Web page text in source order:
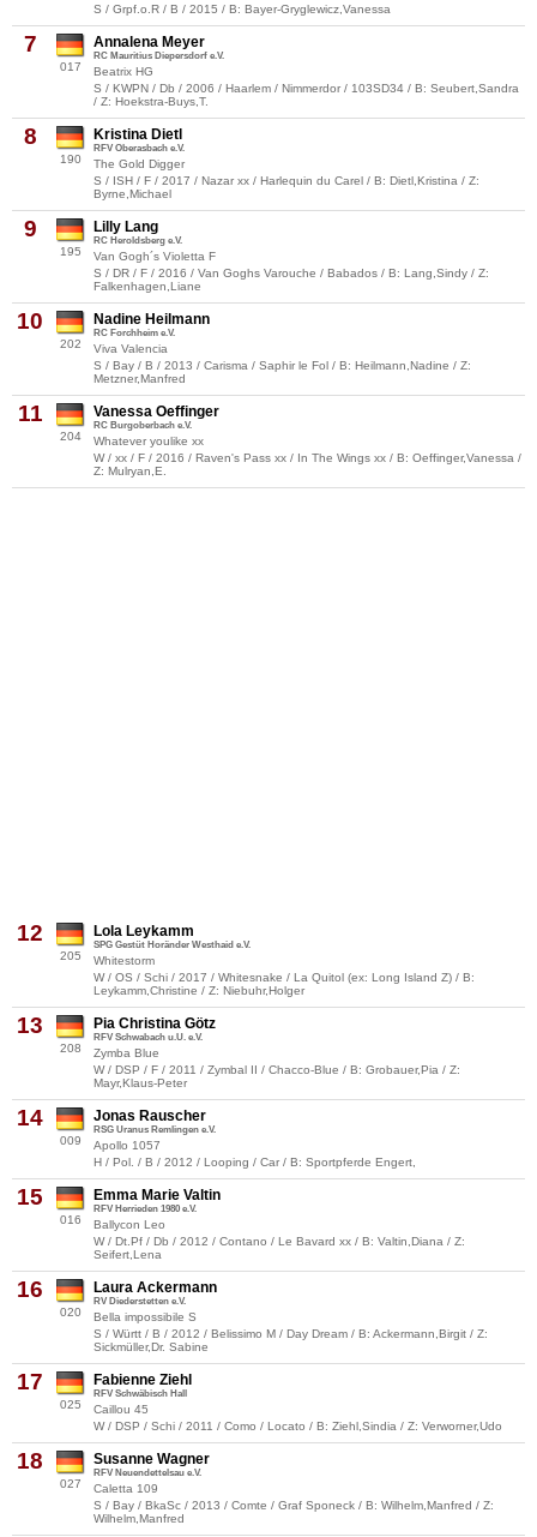
S / Grpf.o.R / B / 2015 / B: Bayer-Gryglewicz,Vanessa
7
017
Annalena Meyer
RC Mauritius Diepersdorf e.V.
Beatrix HG
S / KWPN / Db / 2006 / Haarlem / Nimmerdor / 103SD34 / B: Seubert,Sandra
/ Z: Hoekstra-Buys,T.
8
190
Kristina Dietl
RFV Oberasbach e.V.
The Gold Digger
S / ISH / F / 2017 / Nazar xx / Harlequin du Carel / B: Dietl,Kristina / Z:
Byrne,Michael
9
195
Lilly Lang
RC Heroldsberg e.V.
Van Gogh´s Violetta F
S / DR / F / 2016 / Van Goghs Varouche / Babados / B: Lang,Sindy / Z:
Falkenhagen,Liane
10
202
Nadine Heilmann
RC Forchheim e.V.
Viva Valencia
S / Bay / B / 2013 / Carisma / Saphir le Fol / B: Heilmann,Nadine / Z:
Metzner,Manfred
11
204
Vanessa Oeffinger
RC Burgoberbach e.V.
Whatever youlike xx
W / xx / F / 2016 / Raven's Pass xx / In The Wings xx / B: Oeffinger,Vanessa /
Z: Mulryan,E.
12
205
Lola Leykamm
SPG Gestüt Horänder Westhaid e.V.
Whitestorm
W / OS / Schi / 2017 / Whitesnake / La Quitol (ex: Long Island Z) / B:
Leykamm,Christine / Z: Niebuhr,Holger
13
208
Pia Christina Götz
RFV Schwabach u.U. e.V.
Zymba Blue
W / DSP / F / 2011 / Zymbal II / Chacco-Blue / B: Grobauer,Pia / Z:
Mayr,Klaus-Peter
14
009
Jonas Rauscher
RSG Uranus Remlingen e.V.
Apollo 1057
H / Pol. / B / 2012 / Looping / Car / B: Sportpferde Engert,
15
016
Emma Marie Valtin
RFV Herrieden 1980 e.V.
Ballycon Leo
W / Dt.Pf / Db / 2012 / Contano / Le Bavard xx / B: Valtin,Diana / Z:
Seifert,Lena
16
020
Laura Ackermann
RV Diederstetten e.V.
Bella impossibile S
S / Württ / B / 2012 / Belissimo M / Day Dream / B: Ackermann,Birgit / Z:
Sickmüller,Dr. Sabine
17
025
Fabienne Ziehl
RFV Schwäbisch Hall
Caillou 45
W / DSP / Schi / 2011 / Como / Locato / B: Ziehl,Sindia / Z: Verworner,Udo
18
027
Susanne Wagner
RFV Neuendettelsau e.V.
Caletta 109
S / Bay / BkaSc / 2013 / Comte / Graf Sponeck / B: Wilhelm,Manfred / Z:
Wilhelm,Manfred